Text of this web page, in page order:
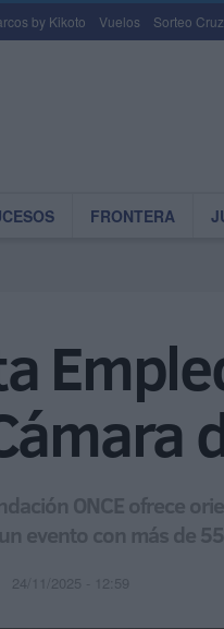
by Kikoto Vuelos Sorteo
FRONTERA
ONCE ofrece
evento con más de
24/11/2025 - 12:59